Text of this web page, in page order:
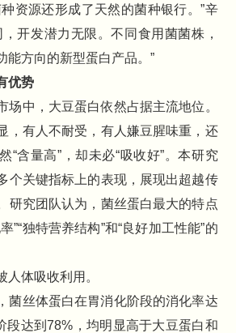
资源还形成了天然的菌种银行。”辛
开发潜力无限。不同食用菌菌株，
能方向的新型蛋白产品。”
优势
场中，大豆蛋白依然占据主流地位。
，有人不耐受，有人嫌豆腥味重，还
“含量高”，却未必“吸收好”。本研究
个关键指标上的表现，展现出超越传
研究团队认为，菌丝蛋白最大的特点
”“独特营养结构”和“良好加工性能”的
人体吸收利用。
菌丝体蛋白在胃消化阶段的消化率达
段达到78%，均明显高于大豆蛋白和